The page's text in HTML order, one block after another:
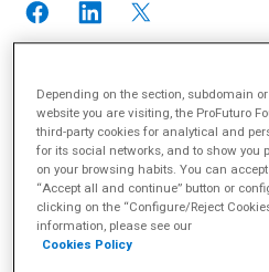
Todo 5 de outubro é celebrado o
em comemoração à
Situação do Pessoal Docente, de
promove ações nacionais e
escassez de professores no
profissionais, sociais e
desenvolvimento contínuos.
Depending on the section, subdomain
website you are visiting, the ProFuturo
third-party cookies for analytical and
for its social networks, and to show
on your browsing habits. You can
“Accept all and continue” button or
clicking on the “Configure/Reject
information, please see our
Cookies Policy